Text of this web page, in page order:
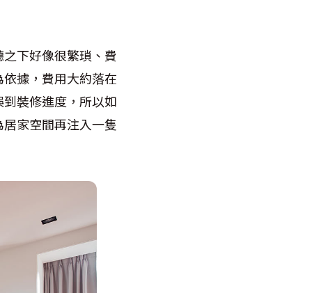
下好像很繁瑣、費
據，費用大約落在
裝修進度，所以如
家空間再注入一隻